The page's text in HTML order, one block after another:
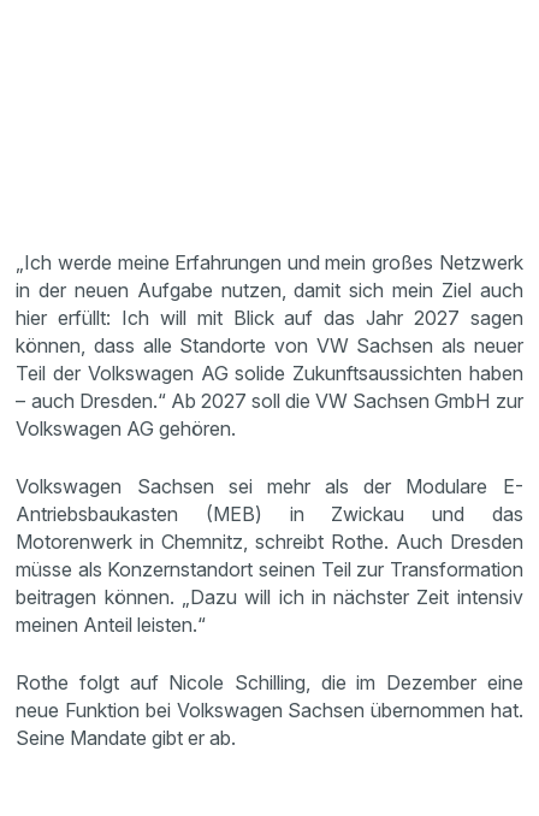
„Ich werde meine Erfahrungen und mein großes Netzwerk
in der neuen Aufgabe nutzen, damit sich mein Ziel auch
hier erfüllt: Ich will mit Blick auf das Jahr 2027 sagen
können, dass alle Standorte von VW Sachsen als neuer
Teil der Volkswagen AG solide Zukunftsaussichten haben
– auch Dresden.“ Ab 2027 soll die VW Sachsen GmbH zur
Volkswagen AG gehören.
Volkswagen Sachsen sei mehr als der Modulare E-
Antriebsbaukasten (MEB) in Zwickau und das
Motorenwerk in Chemnitz, schreibt Rothe. Auch Dresden
müsse als Konzernstandort seinen Teil zur Transformation
beitragen können. „Dazu will ich in nächster Zeit intensiv
meinen Anteil leisten.“
Rothe folgt auf Nicole Schilling, die im Dezember eine
neue Funktion bei Volkswagen Sachsen übernommen hat.
Seine Mandate gibt er ab.